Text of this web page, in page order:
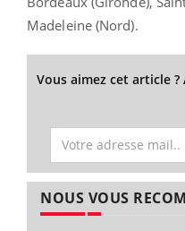
Madeleine (Nord).
Vous aimez cet article
NOUS VOUS